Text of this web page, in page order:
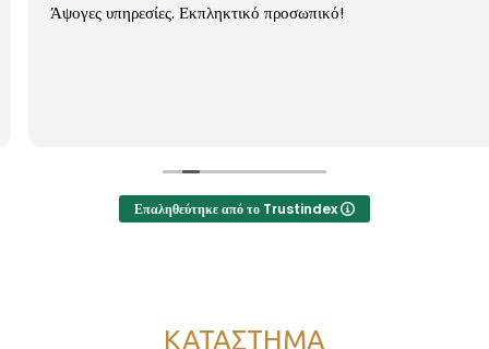
Άψογες υπηρεσίες. Εκπληκτικό προσωπικό!
Επαληθεύτηκε από το Trustindex
ΚΑΤΑΣΤΗΜΑ